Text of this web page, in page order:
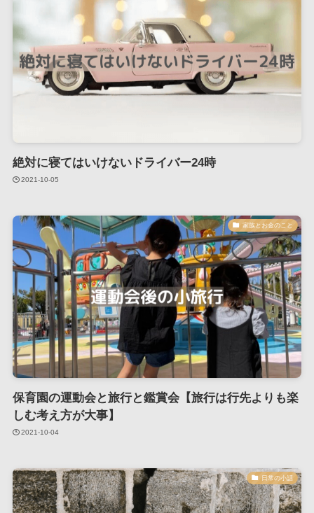
絶対に寝てはいけないドライバー24時
2021-10-05
家族とお金のこと
保育園の運動会と旅行と鑑賞会【旅行は行先よりも楽
しむ考え方が大事】
2021-10-04
日常の小話